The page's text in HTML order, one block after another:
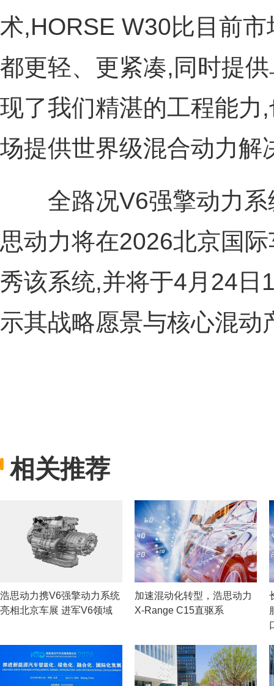
术,HORSE W30比目前
都更轻、更紧凑,同时提
现了我们精湛的工程能力
场提供世界级混合动力解
全路况V6强擎动力系
思动力将在2026北京国
秀该系统,并将于4月24日
示其战略愿景与核心混动
相关推荐
浩思动力携V6强擎动力系统
亮相北京车展 进军V6领域
加速混动化转型，浩思动力
X-Range C15直驱系